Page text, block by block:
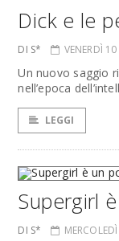
Dick e le
DI S* VENERDÌ
Un nuovo saggio
nell’epoca
LEGGI
Supergirl
DI S*